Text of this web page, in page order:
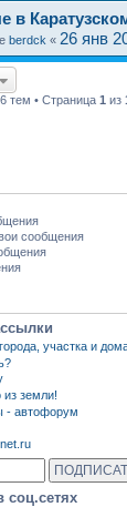
в
berdck « 26 янв
тем • Страница 1 из 1
сообщения
участка и
из земли!
- автофорум
соц.сетях